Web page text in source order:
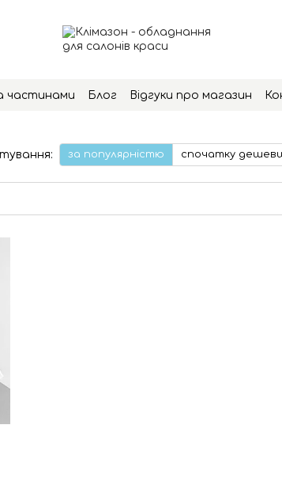
частинами Блог Відгуки про магазин
за популярністю спочатку